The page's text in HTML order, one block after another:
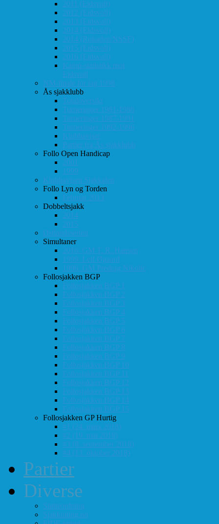
2011 (Eidsvoll)
2012 (Eidsvoll)
2013 (Eidsvoll)
2014 (Eidsvoll)
2014 (Rokaden/NSSF)
2015 (Eidsvoll)
2016 (Eidsvoll)
Kamp-statistikk mot
Eidsvoll
NM-finale for lag 1998
Ås sjakklubb
Totaloversikt
Turneringer 1981-1986
Turneringer 1987-1991
Turneringer 1992-1996
Klubbaviser
Partier fra Ås sjakklubb
Follo Open Handicap
2001
1999
Klubbavisen Sjakkalen
Follo Lyn og Torden
Februar 2013
Dobbeltsjakk
2014
2015
Østlandsserien
Simultaner
2016: GM T. R. Hansen
1999: Leif Øgaard
1996: GM Predrag Nikolic
Follosjakken BGP
Follosjakken BGP 1
Follosjakken BGP 2
Follosjakken BGP 3
Follosjakken BGP 4
Follosjakken BGP 5
Follosjakken BGP 6
Follosjakken BGP 7
Follosjakken BGP 8
Follosjakken BGP 9
Follosjakken BGP 10
Follosjakken BGP 11
Follosjakken BGP 12
Follosjakken BGP 13
Follosjakken BGP 14
Follosjakken BGP 15
Follosjakken GP Hurtig
#1 (24. mars 2018)
#2 (19. mai 2018)
#3 (8. september 2018)
#4 (13. oktober 2018)
Partier
Diverse
Støtteordning
Sjakkrating.no